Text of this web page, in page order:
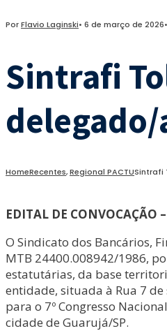
PorFlavio Laginski• 6 de março de 2026•
Sintrafi
delegado/
HomeRecentes,Regional PACTUSintrafi
EDITAL DE CONVOCAÇÃO
O Sindicato dos Bancários,
MTB 24400.008942/1986,
estatutárias, da base
entidade, situada à Rua 7
para o 7º Congresso
cidade de Guarujá/SP.